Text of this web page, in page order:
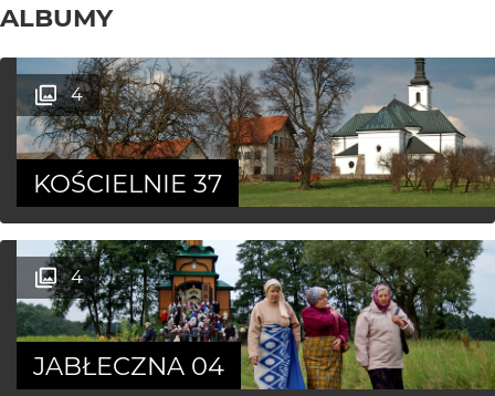
ALBUMY
4
KOŚCIELNIE 37
4
JABŁECZNA 04